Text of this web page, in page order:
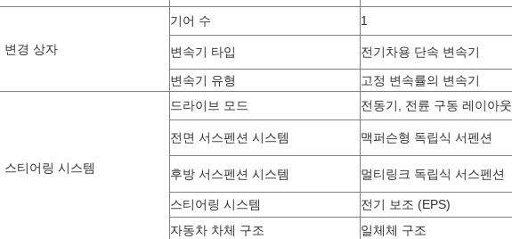
변경 상자
기어 수 1
변속기 타입
전기차용 단속 변속기
변속기 유형
고정 변속률의 변속기
스티어링 시스템
드라이브 모드 전동기, 전륜 구동 레이아웃
전면 서스펜션 시스템 맥퍼슨형 독립식 서펜션
후방 서스펜션 시스템 멀티링크 독립식 서스펜션
스티어링 시스템
전기 보조 (EPS)
자동차 차체 구조
일체체 구조